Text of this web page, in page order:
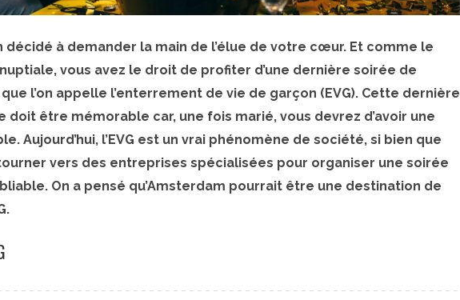
décidé à demander la main de l’élue de votre cœur. Et comme le
vous avez le droit de profiter d’une dernière soirée de
l’on appelle l’enterrement de vie de garçon (EVG). Cette dernière
être mémorable car, une fois marié, vous devrez d’avoir une
Aujourd’hui, l’EVG est un vrai phénomène de société, si bien que
vers des entreprises spécialisées pour organiser une soirée
On a pensé qu’Amsterdam pourrait être une destination de